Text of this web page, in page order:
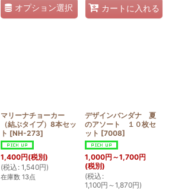
オプション選択 カートに入れる
マリーナチョーカー
（結ぶタイプ）8本セッ
ト [NH-273]
1,400円(税別)
(税込 : 1,540円)
在庫数 13点
デザインバンダナ 夏
のアソート １０枚セ
ット [7008]
1,000円 ～1,700円
(税別)
(税込 :
1,100円 ～1,870円)